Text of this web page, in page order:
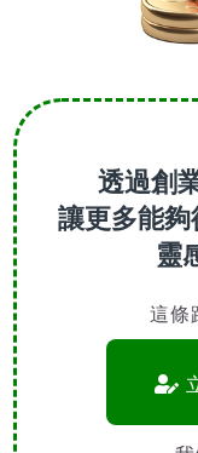
透過創
讓更多能
靈
這條